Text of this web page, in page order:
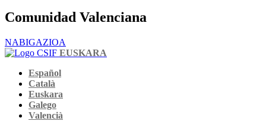
Comunidad Valenciana
NABIGAZIOA
EUSKARA
Español
Català
Euskara
Galego
Valencià